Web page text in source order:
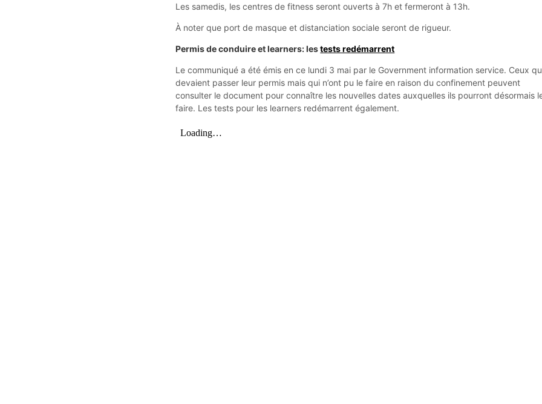
Les samedis, les centres de fitness seront ouverts à 7h et fermeront à 13h.
À noter que port de masque et distanciation sociale seront de rigueur.
Permis de conduire et learners: lestests redémarrent
Le communiqué a été émis en ce lundi 3 mai par le Government information service. Ceux
devaient passer leur permis mais qui n’ont pu le faire en raison du confinement peuvent
consulter le document pour connaître les nouvelles dates auxquelles ils pourront désormais
faire. Les tests pour les learners redémarrent également.